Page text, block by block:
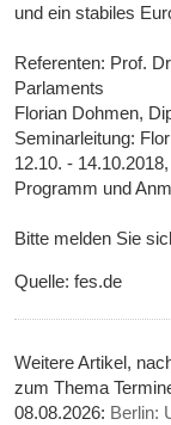
und ein stabiles
Referenten: Prof.
Parlaments
Florian Dohmen,
Seminarleitung:
12.10. -
Programm und
Bitte melden Sie
Quelle: fes.de
Weitere Artikel,
zum Thema
08.08.2026: Berlin: